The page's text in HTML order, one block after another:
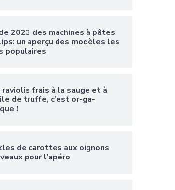
2023 des machines à pâtes
un aperçu des modèles les
populaires
raviolis frais à la sauge et à
de truffe, c’est or-ga-
!
de carottes aux oignons
pour l’apéro